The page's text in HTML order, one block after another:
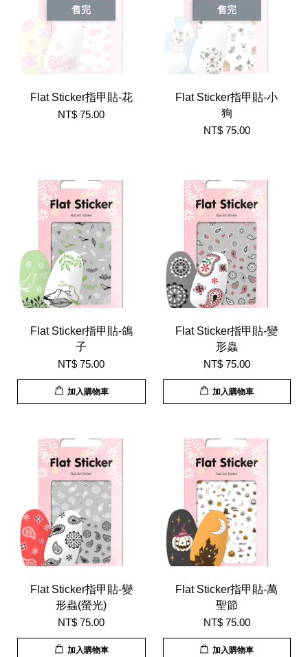
售完
Flat Sticker指甲貼-花
NT$ 75.00
售完
Flat Sticker指甲貼-小
狗
NT$ 75.00
Flat Sticker指甲貼-鴿
子
NT$ 75.00
加入購物車
Flat Sticker指甲貼-變
形蟲
NT$ 75.00
加入購物車
Flat Sticker指甲貼-變
形蟲(螢光)
NT$ 75.00
加入購物車
Flat Sticker指甲貼-萬
聖節
NT$ 75.00
加入購物車